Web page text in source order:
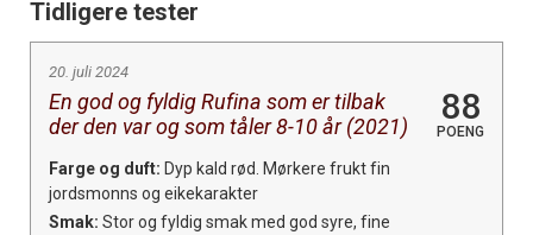
Tidligere tester
20. juli 2024
En god og fyldig Rufina som er tilbak
der den var og som tåler 8-10 år (2021)
88
POENG
Farge og duft: Dyp kald rød. Mørkere frukt fin
jordsmonns og eikekarakter
Smak: Stor og fyldig smak med god syre, fine